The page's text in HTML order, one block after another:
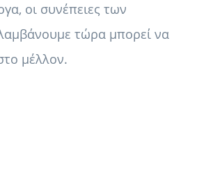
οι συνέπειες των
τώρα μπορεί να
μέλλον.